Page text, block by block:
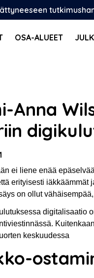
OSA-ALUEET
Anna
ei liene enää
erityisesti iäkkäämmät
on ollut
digitalisaatio
keskuudessa